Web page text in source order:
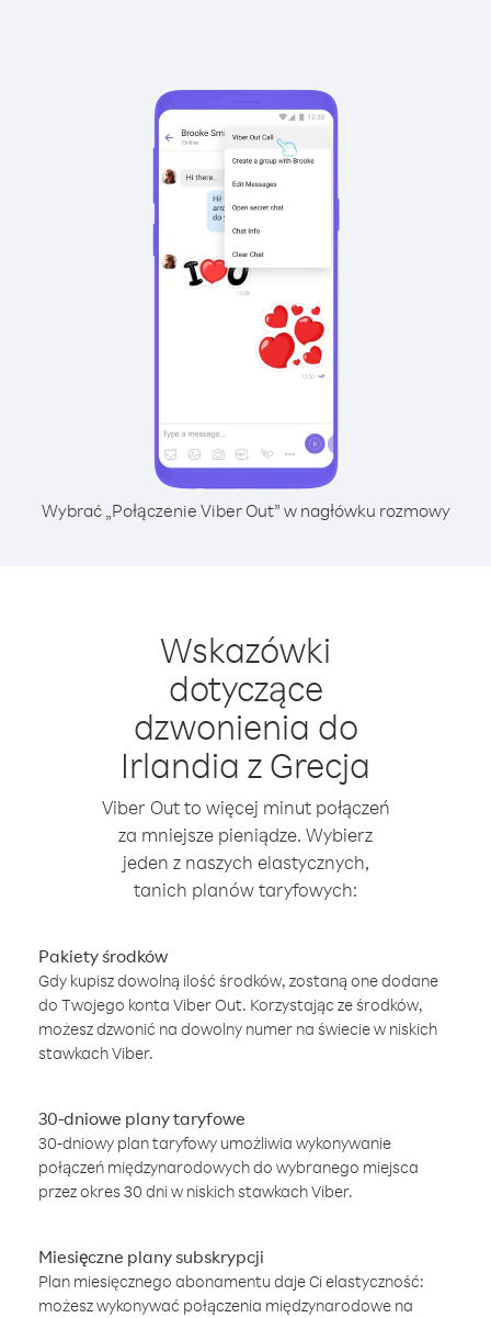
Wybrać „Połączenie Viber Out” w nagłówku rozmowy
Wskazówki
dotyczące
dzwonienia do
Irlandia z Grecja
Viber Out to więcej minut połączeń
za mniejsze pieniądze. Wybierz
jeden z naszych elastycznych,
tanich planów taryfowych:
Pakiety środków
Gdy kupisz dowolną ilość środków, zostaną one dodane
do Twojego konta Viber Out. Korzystając ze środków,
możesz dzwonić na dowolny numer na świecie w niskich
stawkach Viber.
30-dniowe plany taryfowe
30-dniowy plan taryfowy umożliwia wykonywanie
połączeń międzynarodowych do wybranego miejsca
przez okres 30 dni w niskich stawkach Viber.
Miesięczne plany subskrypcji
Plan miesięcznego abonamentu daje Ci elastyczność:
możesz wykonywać połączenia międzynarodowe na